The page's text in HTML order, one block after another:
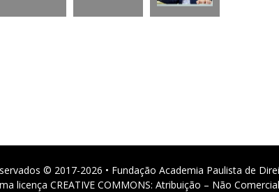
© 2017-2026 • Fundação Academia Paulista de
licença CREATIVE COMMONS: Atribuição – Não